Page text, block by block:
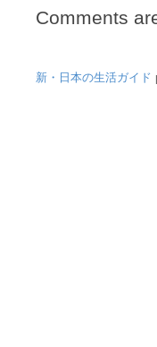
Comments
新・日本の生活ガイド